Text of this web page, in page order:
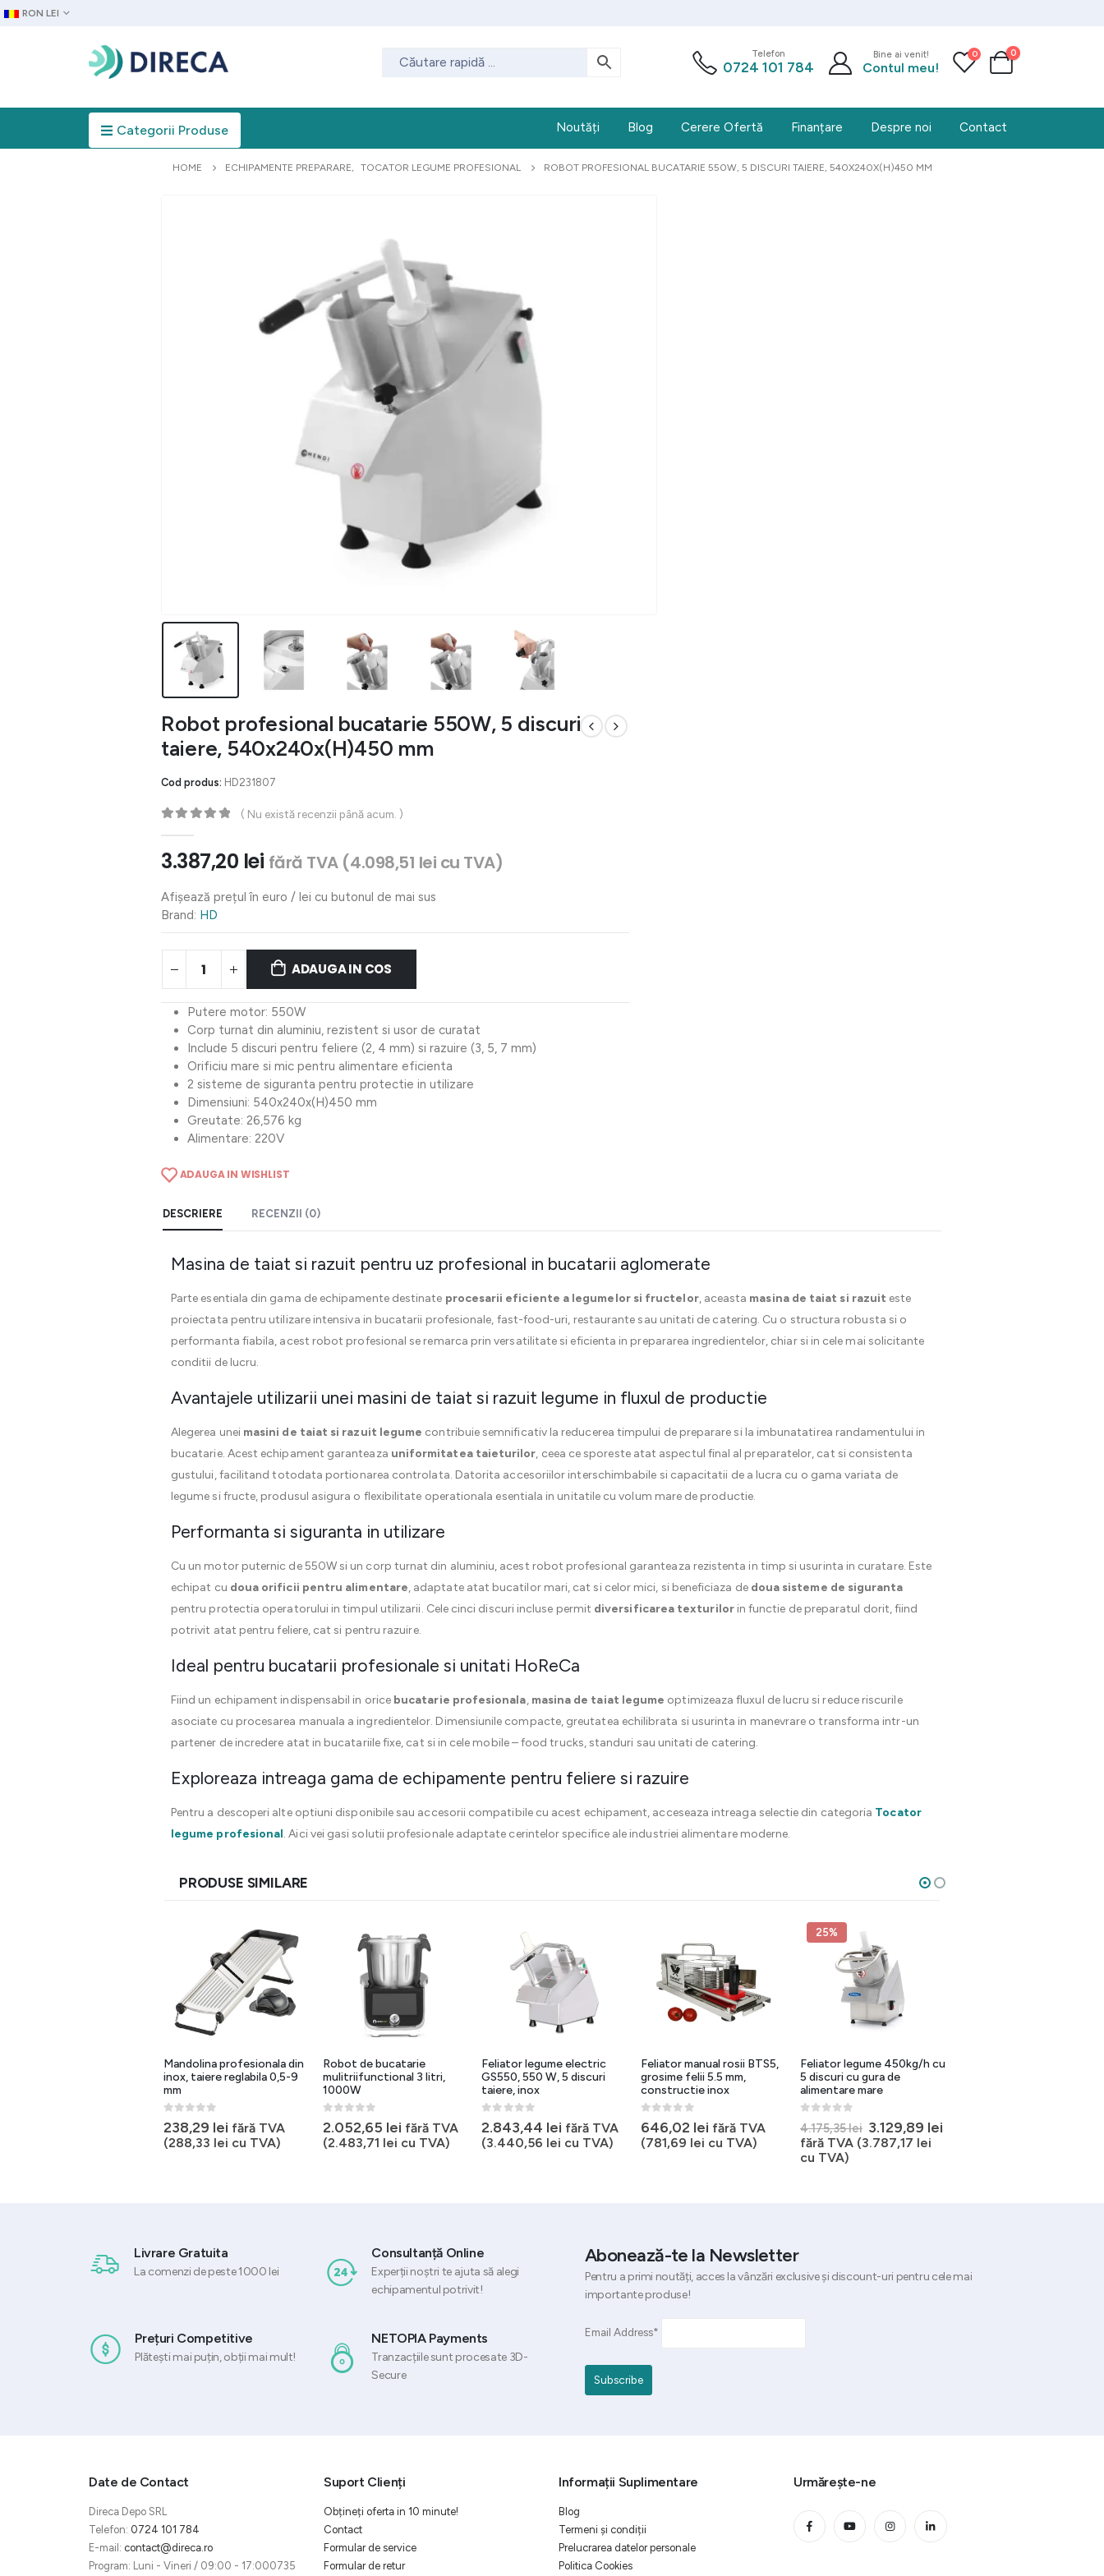
RON LEI
Telefon
0724 101 784
Bine ai venit!
Contul meu!
0 0
Categorii Produse Noutăți Blog Cerere Ofertă Finanțare Despre noi Contact
HOME ECHIPAMENTE PREPARARE, TOCATOR LEGUME PROFESIONAL ROBOT PROFESIONAL BUCATARIE 550W, 5 DISCURI TAIERE, 540X240X(H)450 MM
Robot profesional bucatarie 550W, 5 discuri
taiere, 540x240x(H)450 mm
Cod produs: HD231807
( Nu există recenzii până acum. )
3.387,20 lei fără TVA (4.098,51 lei cu TVA)
Afișează prețul în euro / lei cu butonul de mai sus
Brand: HD
ADAUGA IN COS
Putere motor: 550W
Corp turnat din aluminiu, rezistent si usor de curatat
Include 5 discuri pentru feliere (2, 4 mm) si razuire (3, 5, 7 mm)
Orificiu mare si mic pentru alimentare eficienta
2 sisteme de siguranta pentru protectie in utilizare
Dimensiuni: 540x240x(H)450 mm
Greutate: 26,576 kg
Alimentare: 220V
ADAUGA IN WISHLIST
DESCRIERE RECENZII (0)
Masina de taiat si razuit pentru uz profesional in bucatarii aglomerate
Parte esentiala din gama de echipamente destinate procesarii eficiente a legumelor si fructelor, aceasta masina de taiat si razuit este
proiectata pentru utilizare intensiva in bucatarii profesionale, fast-food-uri, restaurante sau unitati de catering. Cu o structura robusta si o
performanta fiabila, acest robot profesional se remarca prin versatilitate si eficienta in prepararea ingredientelor, chiar si in cele mai solicitante
conditii de lucru.
Avantajele utilizarii unei masini de taiat si razuit legume in fluxul de productie
Alegerea unei masini de taiat si razuit legume contribuie semnificativ la reducerea timpului de preparare si la imbunatatirea randamentului in
bucatarie. Acest echipament garanteaza uniformitatea taieturilor, ceea ce sporeste atat aspectul final al preparatelor, cat si consistenta
gustului, facilitand totodata portionarea controlata. Datorita accesoriilor interschimbabile si capacitatii de a lucra cu o gama variata de
legume si fructe, produsul asigura o flexibilitate operationala esentiala in unitatile cu volum mare de productie.
Performanta si siguranta in utilizare
Cu un motor puternic de 550W si un corp turnat din aluminiu, acest robot profesional garanteaza rezistenta in timp si usurinta in curatare. Este
echipat cu doua orificii pentru alimentare, adaptate atat bucatilor mari, cat si celor mici, si beneficiaza de doua sisteme de siguranta
pentru protectia operatorului in timpul utilizarii. Cele cinci discuri incluse permit diversificarea texturilorin functie de preparatul dorit, fiind
potrivit atat pentru feliere, cat si pentru razuire.
Ideal pentru bucatarii profesionale si unitati HoReCa
Fiind un echipament indispensabil in orice bucatarie profesionala, masina de taiat legume optimizeaza fluxul de lucru si reduce riscurile
asociate cu procesarea manuala a ingredientelor. Dimensiunile compacte, greutatea echilibrata si usurinta in manevrare o transforma intr-un
partener de incredere atat in bucatariile fixe, cat si in cele mobile – food trucks, standuri sau unitati de catering.
Exploreaza intreaga gama de echipamente pentru feliere si razuire
Pentru a descoperi alte optiuni disponibile sau accesorii compatibile cu acest echipament, acceseaza intreaga selectie din categoria Tocator
legume profesional. Aici vei gasi solutii profesionale adaptate cerintelor specifice ale industriei alimentare moderne.
PRODUSE SIMILARE
Mandolina profesionala din
inox, taiere reglabila 0,5-9
mm
0out of 5
238,29 lei fără TVA
(288,33 lei cu TVA)
Robot de bucatarie
mulitriifunctional 3 litri,
1000W
0out of 5
2.052,65 lei fără TVA
(2.483,71 lei cu TVA)
Feliator legume electric
GS550, 550 W, 5 discuri
taiere, inox
0out of 5
2.843,44 lei fără TVA
(3.440,56 lei cu TVA)
Feliator manual rosii BTS5,
grosime felii 5.5 mm,
constructie inox
0out of 5
646,02 lei fără TVA
(781,69 lei cu TVA)
25%
Feliator legume 450kg/h cu
5 discuri cu gura de
alimentare mare
4.175,35lei Prețul
inițial
3.129,89 lei
fără TVA (3.787,17 lei
cu TVA)
Livrare Gratuita
La comenzi de peste 1000 lei
Consultanță Online
Experții noștri te ajuta să alegi
echipamentul potrivit!
Prețuri Competitive
Plătești mai puțin, obții mai mult!
NETOPIA Payments
Tranzacțiile sunt procesate 3D-
Secure
Abonează-te la Newsletter
Pentru a primi noutăți, acces la vânzări exclusive și discount-uri pentru cele mai
importante produse!
Email Address*
Date de Contact
Direca Depo SRL
Telefon: 0724 101 784
E-mail: contact@direca.ro
Program: Luni - Vineri / 09:00 - 17:000735
Suport Clienți
Obțineți oferta in 10 minute!
Contact
Formular de service
Formular de retur
Informații Suplimentare
Blog
Termeni și condiții
Prelucrarea datelor personale
Politica Cookies
Urmărește-ne